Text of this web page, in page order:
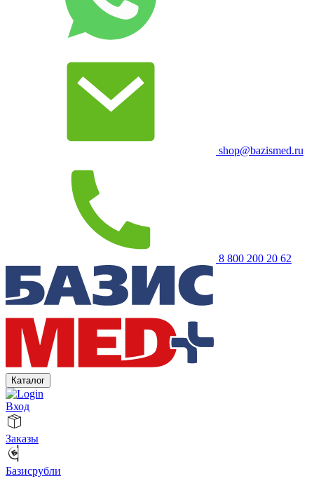
shop@bazismed.ru
8 800 200 20 62
Каталог
Вход
Заказы
Базисрубли